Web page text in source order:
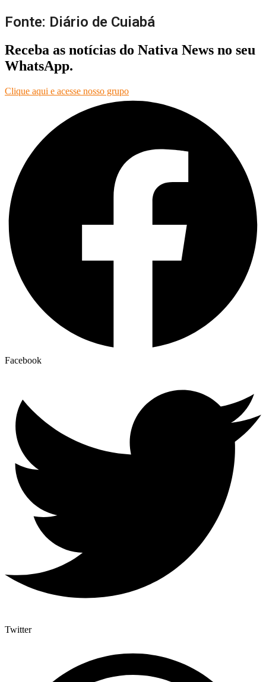
Fonte: Diário de Cuiabá
Receba as notícias do Nativa News no seu
WhatsApp.
Clique aqui e acesse nosso grupo
Facebook
Twitter